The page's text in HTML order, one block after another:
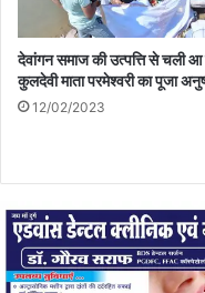
देवांगन समाज की उत्पत्ति से चली आ
कुलदेवी माता परमेश्वरी का पूजा
12/02/2023